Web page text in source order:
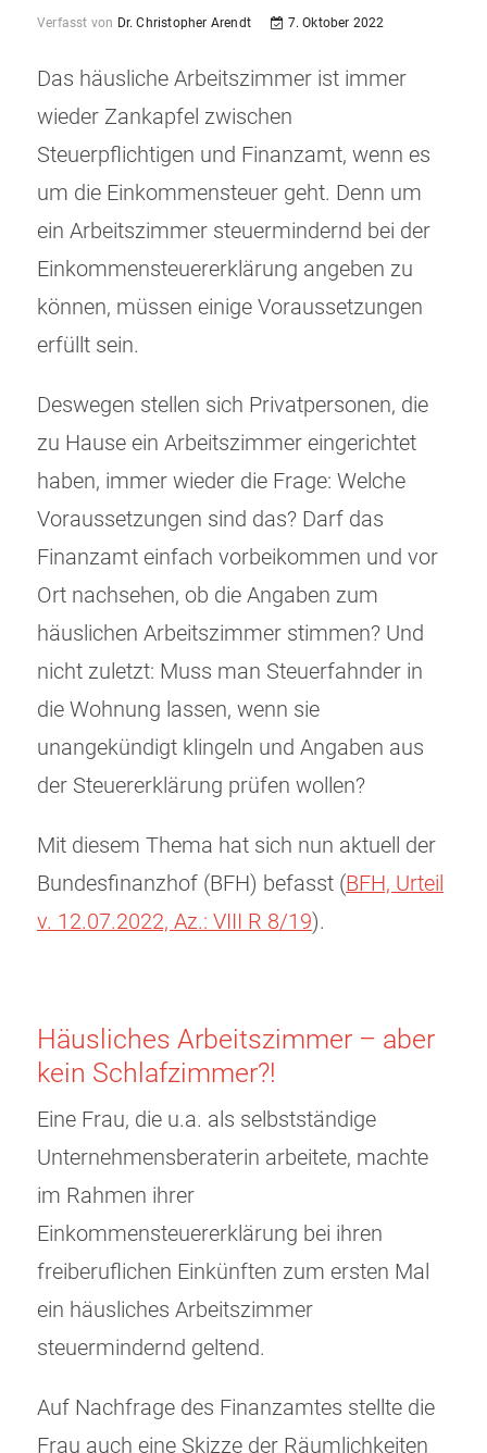
Verfasst von Dr. Christopher Arendt 7. Oktober 2022
Das häusliche Arbeitszimmer ist immer
wieder Zankapfel zwischen
Steuerpflichtigen und Finanzamt, wenn es
um die Einkommensteuer geht. Denn um
ein Arbeitszimmer steuermindernd bei der
Einkommensteuererklärung angeben zu
können, müssen einige Voraussetzungen
erfüllt sein.
Deswegen stellen sich Privatpersonen, die
zu Hause ein Arbeitszimmer eingerichtet
haben, immer wieder die Frage: Welche
Voraussetzungen sind das? Darf das
Finanzamt einfach vorbeikommen und vor
Ort nachsehen, ob die Angaben zum
häuslichen Arbeitszimmer stimmen? Und
nicht zuletzt: Muss man Steuerfahnder in
die Wohnung lassen, wenn sie
unangekündigt klingeln und Angaben aus
der Steuererklärung prüfen wollen?
Mit diesem Thema hat sich nun aktuell der
Bundesfinanzhof (BFH) befasst (BFH, Urteil
v. 12.07.2022, Az.: VIII R 8/19).
Häusliches Arbeitszimmer – aber
kein Schlafzimmer?!
Eine Frau, die u.a. als selbstständige
Unternehmensberaterin arbeitete, machte
im Rahmen ihrer
Einkommensteuererklärung bei ihren
freiberuflichen Einkünften zum ersten Mal
ein häusliches Arbeitszimmer
steuermindernd geltend.
Auf Nachfrage des Finanzamtes stellte die
Frau auch eine Skizze der Räumlichkeiten